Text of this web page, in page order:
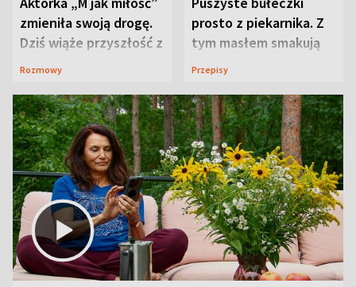
zmieniła swoją drogę.
Dziś wiąże przyszłość z
neurobiologią
Rozmowy
prosto z piekarnika. Z
tym masłem smakują
jeszcze lepiej
Przepisy